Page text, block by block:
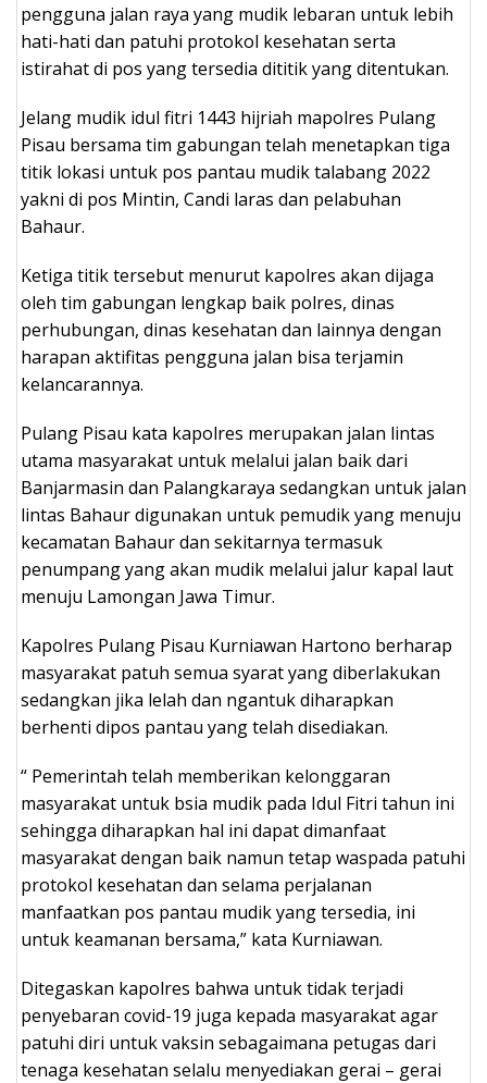
pengguna jalan raya yang mudik lebaran untuk lebih
hati-hati dan patuhi protokol kesehatan serta
istirahat di pos yang tersedia dititik yang ditentukan.
Jelang mudik idul fitri 1443 hijriah mapolres Pulang
Pisau bersama tim gabungan telah menetapkan tiga
titik lokasi untuk pos pantau mudik talabang 2022
yakni di pos Mintin, Candi laras dan pelabuhan
Bahaur.
Ketiga titik tersebut menurut kapolres akan dijaga
oleh tim gabungan lengkap baik polres, dinas
perhubungan, dinas kesehatan dan lainnya dengan
harapan aktifitas pengguna jalan bisa terjamin
kelancarannya.
Pulang Pisau kata kapolres merupakan jalan lintas
utama masyarakat untuk melalui jalan baik dari
Banjarmasin dan Palangkaraya sedangkan untuk jalan
lintas Bahaur digunakan untuk pemudik yang menuju
kecamatan Bahaur dan sekitarnya termasuk
penumpang yang akan mudik melalui jalur kapal laut
menuju Lamongan Jawa Timur.
Kapolres Pulang Pisau Kurniawan Hartono berharap
masyarakat patuh semua syarat yang diberlakukan
sedangkan jika lelah dan ngantuk diharapkan
berhenti dipos pantau yang telah disediakan.
“ Pemerintah telah memberikan kelonggaran
masyarakat untuk bsia mudik pada Idul Fitri tahun ini
sehingga diharapkan hal ini dapat dimanfaat
masyarakat dengan baik namun tetap waspada patuhi
protokol kesehatan dan selama perjalanan
manfaatkan pos pantau mudik yang tersedia, ini
untuk keamanan bersama,” kata Kurniawan.
Ditegaskan kapolres bahwa untuk tidak terjadi
penyebaran covid-19 juga kepada masyarakat agar
patuhi diri untuk vaksin sebagaimana petugas dari
tenaga kesehatan selalu menyediakan gerai – gerai